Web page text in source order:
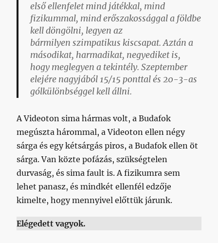
első ellenfelet mind játékkal, mind
fizikummal, mind erőszakossággal a földbe
kell döngölni, legyen az
bármilyen szimpatikus kiscsapat. Aztán a
másodikat, harmadikat, negyediket is,
hogy meglegyen a tekintély.Szeptember
elejére nagyjából 15/15 ponttal és 20-3-as
gólkülönbséggel kell állni.
A Videoton sima hármas volt, a Budafok
megúszta hárommal, a Videoton ellen négy
sárga és egy kétsárgás piros, a Budafok ellen öt
sárga. Van közte pofázás, szükségtelen
durvaság, és sima fault is. A fizikumra sem
lehet panasz, és mindkét ellenfél edzője
kimelte, hogy mennyivel előttük járunk.
Elégedett vagyok.